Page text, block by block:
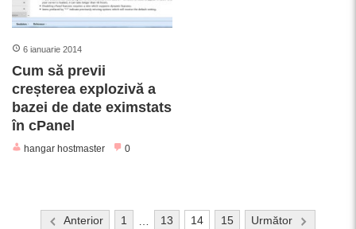
6 ianuarie 2014
Cum să previi
creșterea explozivă a
bazei de date eximstats
în cPanel
hangar hostmaster 0
PaginațieAnterior 1 13 14 15 Următor